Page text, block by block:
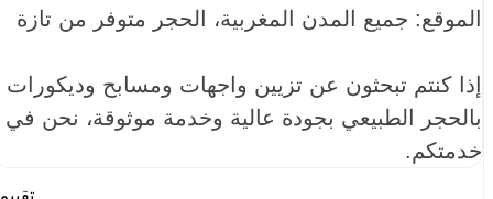
الموقع: جميع المدن المغربية، الحجر متوفر من تازة
إذا كنتم تبحثون عن تزيين واجهات ومسابح وديكورات
بالحجر الطبيعي بجودة عالية وخدمة موثوقة، نحن في
خدمتكم.